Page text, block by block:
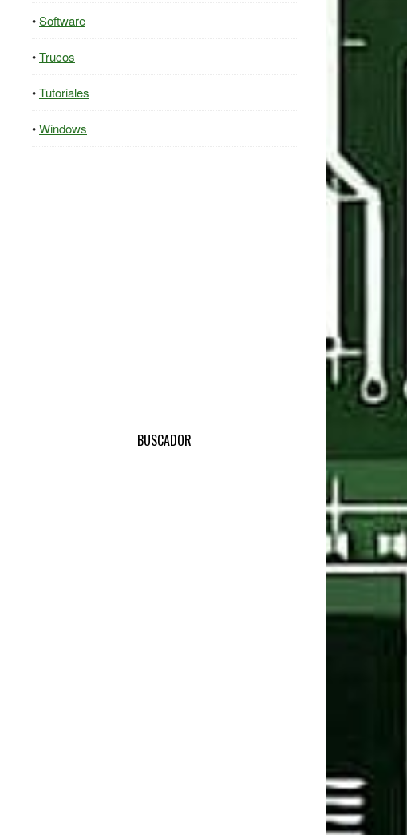
Software
Trucos
Tutoriales
Windows
BUSCADOR